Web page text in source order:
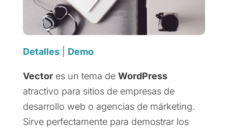
Detalles| Demo
Vectores un tema de WordPress
atractivo para sitios de empresas de
desarrollo web o agencias de márketing.
Sirve perfectamente para demostrar los